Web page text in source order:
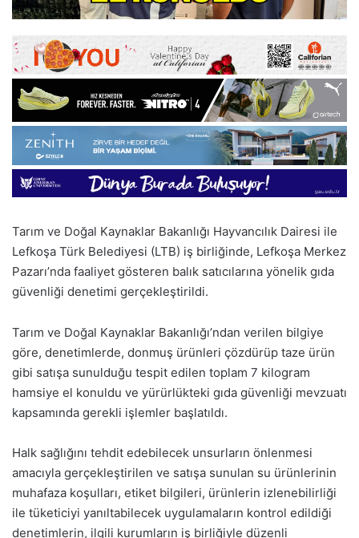
Tarım ve Doğal Kaynaklar Bakanlığı Hayvancılık Dairesi ile
Lefkoşa Türk Belediyesi (LTB) iş birliğinde, Lefkoşa Merkez
Pazarı’nda faaliyet gösteren balık satıcılarına yönelik gıda
güvenliği denetimi gerçekleştirildi.
Tarım ve Doğal Kaynaklar Bakanlığı’ndan verilen bilgiye
göre, denetimlerde, donmuş ürünleri çözdürüp taze ürün
gibi satışa sunulduğu tespit edilen toplam 7 kilogram
hamsiye el konuldu ve yürürlükteki gıda güvenliği mevzuatı
kapsamında gerekli işlemler başlatıldı.
Halk sağlığını tehdit edebilecek unsurların önlenmesi
amacıyla gerçekleştirilen ve satışa sunulan su ürünlerinin
muhafaza koşulları, etiket bilgileri, ürünlerin izlenebilirliği
ile tüketiciyi yanıltabilecek uygulamaların kontrol edildiği
denetimlerin, ilgili kurumların iş birliğiyle düzenli